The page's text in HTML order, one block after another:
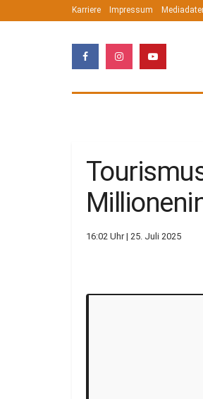
Karriere Impressum
16:02 Uhr | 25. Juli 2025